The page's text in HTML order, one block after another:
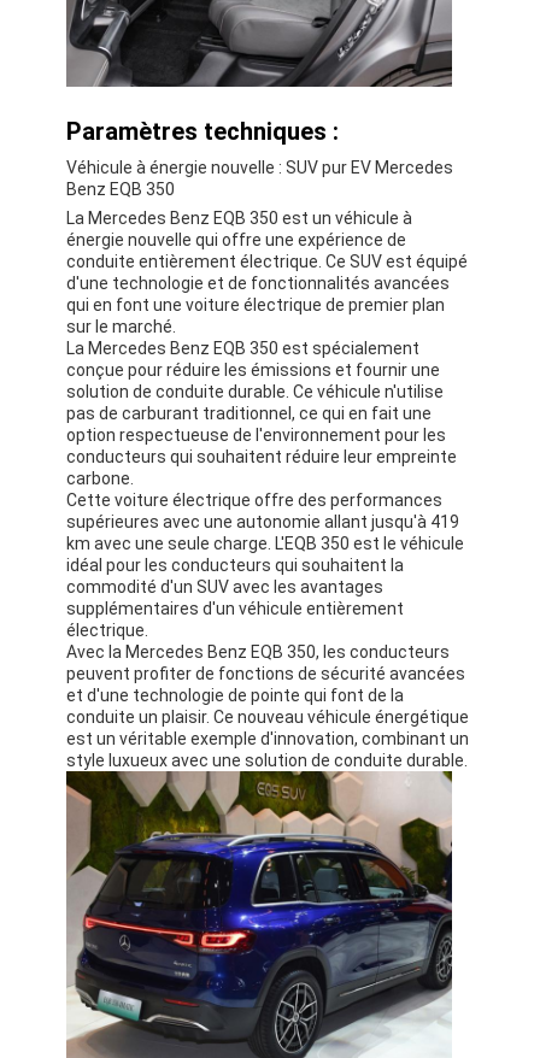
Paramètres techniques :
Véhicule à énergie nouvelle : SUV pur EV Mercedes
Benz EQB 350
La Mercedes Benz EQB 350 est un véhicule à
énergie nouvelle qui offre une expérience de
conduite entièrement électrique. Ce SUV est équipé
d'une technologie et de fonctionnalités avancées
qui en font une voiture électrique de premier plan
sur le marché.
La Mercedes Benz EQB 350 est spécialement
conçue pour réduire les émissions et fournir une
solution de conduite durable. Ce véhicule n'utilise
pas de carburant traditionnel, ce qui en fait une
option respectueuse de l'environnement pour les
conducteurs qui souhaitent réduire leur empreinte
carbone.
Cette voiture électrique offre des performances
supérieures avec une autonomie allant jusqu'à 419
km avec une seule charge. L'EQB 350 est le véhicule
idéal pour les conducteurs qui souhaitent la
commodité d'un SUV avec les avantages
supplémentaires d'un véhicule entièrement
électrique.
Avec la Mercedes Benz EQB 350, les conducteurs
peuvent profiter de fonctions de sécurité avancées
et d'une technologie de pointe qui font de la
conduite un plaisir. Ce nouveau véhicule énergétique
est un véritable exemple d'innovation, combinant un
style luxueux avec une solution de conduite durable.